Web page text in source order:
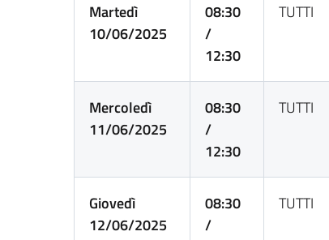
Martedì
10/06/2025
08:30
/
12:30
TUTTI
Mercoledì
11/06/2025
08:30
/
12:30
TUTTI
Giovedì
12/06/2025
08:30
/
TUTTI